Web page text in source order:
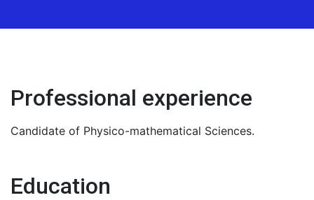
Professional experience
Candidate of Physico-mathematical Sciences.
Education